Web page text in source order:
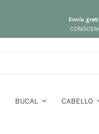
Envío
BUCAL CABELLO